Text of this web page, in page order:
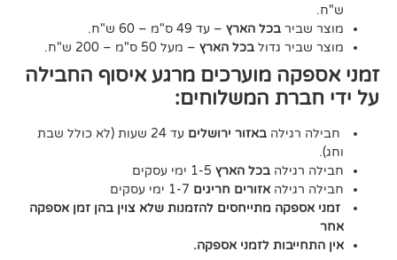
בכל הארץ– עד 49 ס"מ – 60 ש"ח.
גדול
בכל הארץ– מעל 50 ס"מ – 200 ש"ח.
מוערכים מרגע איסוף החבילה
המשלוחים:
באזור ירושלים עד 24 שעות (לא כולל שבת
בכל הארץ1-5 ימי עסקים
אזורים חריגים1-7 ימי עסקים
מתייחסים להזמנות שלא צוין בהן זמן אספקה
לזמני אספקה.